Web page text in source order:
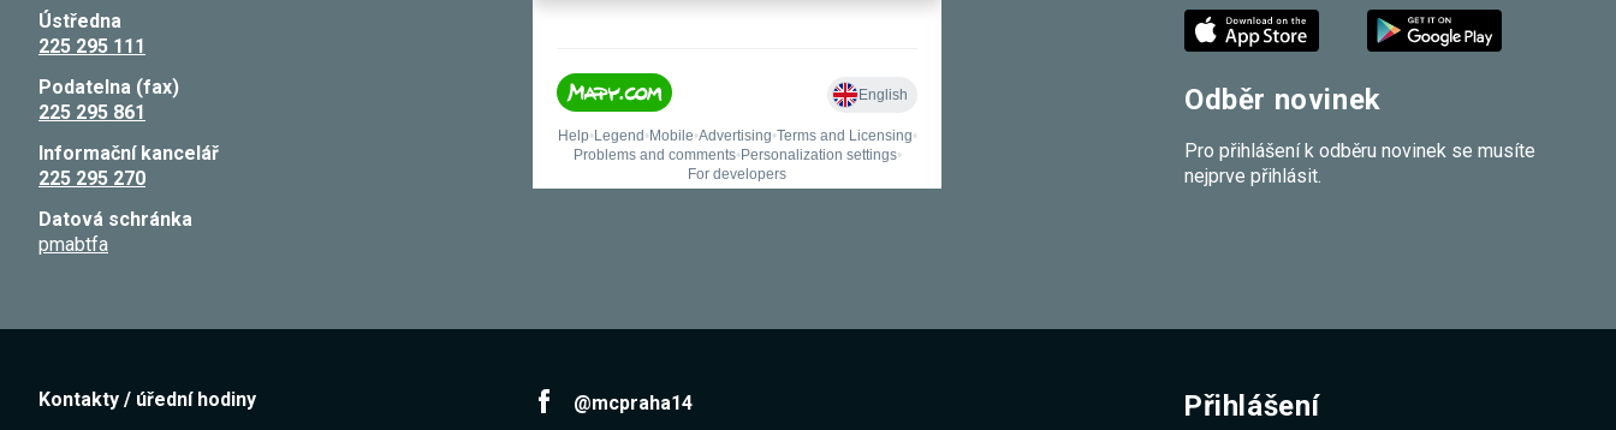
Ústředna
225 295 111
Podatelna (fax)
225 295 861
Informační kancelář
225 295 270
Datová schránka
pmabtfa
Odběr novinek
Pro přihlášení k odběru novinek se musíte
nejprve přihlásit.
Kontakty / úřední hodiny
@mcpraha14 Přihlášení